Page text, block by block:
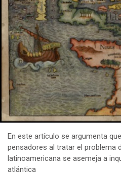
En este artículo se argumenta
pensadores al tratar el problema
latinoamericana se asemeja a
atlántica